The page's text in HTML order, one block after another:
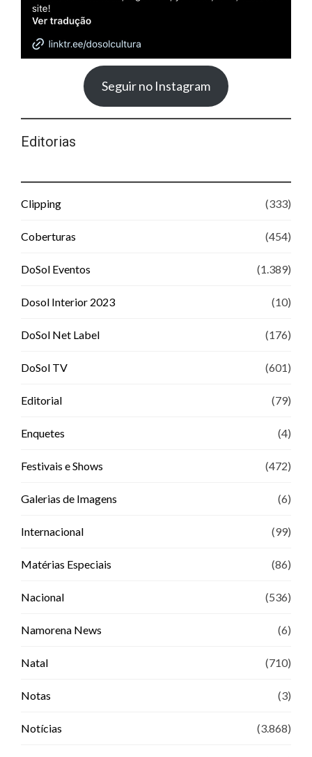
Seguir no Instagram
Editorias
Clipping (333)
Coberturas (454)
DoSol Eventos (1.389)
Dosol Interior 2023 (10)
DoSol Net Label (176)
DoSol TV (601)
Editorial (79)
Enquetes (4)
Festivais e Shows (472)
Galerias de Imagens (6)
Internacional (99)
Matérias Especiais (86)
Nacional (536)
Namorena News (6)
Natal (710)
Notas (3)
Notícias (3.868)